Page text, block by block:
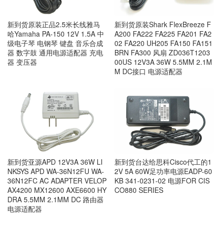
新到货原装正品2.5米长线雅马
哈Yamaha PA-150 12V 1.5A 中
级电子琴 电钢琴 键盘 音乐合成
器 数字鼓 通用电源适配器 充电
器 变压器
新到货原装Shark FlexBreeze F
A200 FA222 FA225 FA201 FA2
02 FA220 UH205 FA150 FA151
BRN FA300 风扇 ZD036T1203
00US 12V3A 36W 5.5MM 2.1M
M DC接口 电源适配器
新到货亚源APD 12V3A 36W LI
NKSYS APD WA-36N12FU WA-
36N12FC AC ADAPTER VELOP
AX4200 MX12600 AXE6600 HY
DRA 5.5MM 2.1MM DC 路由器
电源适配器
新到货台达给思科Cisco代工的1
2V 5A 60W足功率电源EADP-60
KB 341-0231-02 电源FOR CIS
CO880 SERIES